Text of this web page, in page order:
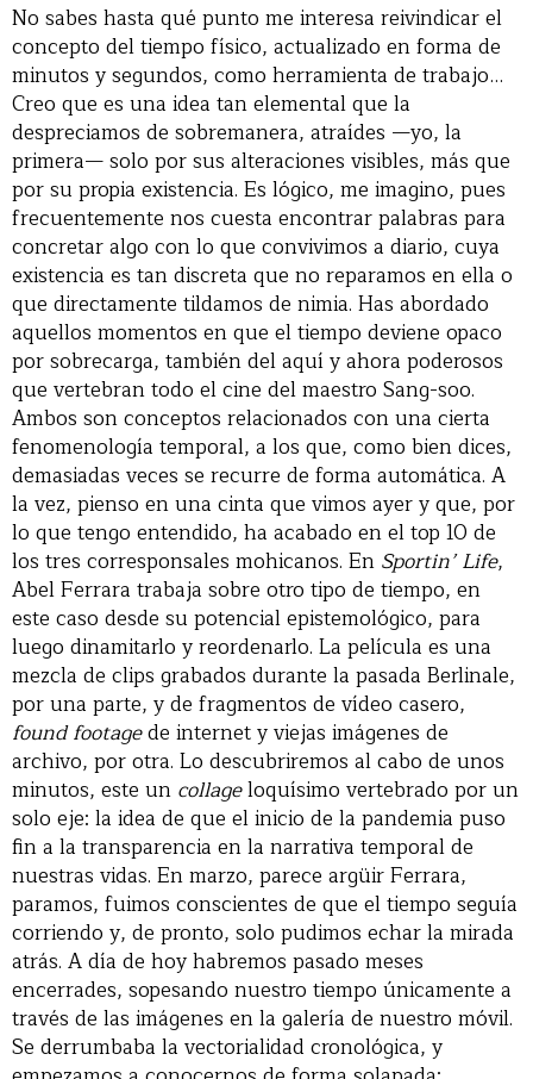
No sabes hasta qué punto me interesa reivindicar el
concepto del tiempo físico, actualizado en forma de
minutos y segundos, como herramienta de trabajo…
Creo que es una idea tan elemental que la
despreciamos de sobremanera, atraídes —yo, la
primera— solo por sus alteraciones visibles, más que
por su propia existencia. Es lógico, me imagino, pues
frecuentemente nos cuesta encontrar palabras para
concretar algo con lo que convivimos a diario, cuya
existencia es tan discreta que no reparamos en ella o
que directamente tildamos de nimia. Has abordado
aquellos momentos en que el tiempo deviene opaco
por sobrecarga, también del aquí y ahora poderosos
que vertebran todo el cine del maestro Sang-soo.
Ambos son conceptos relacionados con una cierta
fenomenología temporal, a los que, como bien dices,
demasiadas veces se recurre de forma automática. A
la vez, pienso en una cinta que vimos ayer y que, por
lo que tengo entendido, ha acabado en el top 10 de
los tres corresponsales mohicanos. En Sportin’ Life,
Abel Ferrara trabaja sobre otro tipo de tiempo, en
este caso desde su potencial epistemológico, para
luego dinamitarlo y reordenarlo. La película es una
mezcla de clips grabados durante la pasada Berlinale,
por una parte, y de fragmentos de vídeo casero,
found footagede internet y viejas imágenes de
archivo, por otra. Lo descubriremos al cabo de unos
minutos, este un collageloquísimo vertebrado por un
solo eje: la idea de que el inicio de la pandemia puso
fin a la transparencia en la narrativa temporal de
nuestras vidas. En marzo, parece argüir Ferrara,
paramos, fuimos conscientes de que el tiempo seguía
corriendo y, de pronto, solo pudimos echar la mirada
atrás. A día de hoy habremos pasado meses
encerrades, sopesando nuestro tiempo únicamente a
través de las imágenes en la galería de nuestro móvil.
Se derrumbaba la vectorialidad cronológica, y